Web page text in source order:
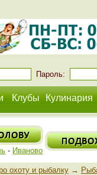
Пароль:
Клубы Кулинария
- Иваново
охоту и рыбалку→